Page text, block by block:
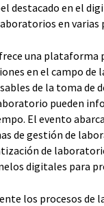
destacado en el
en varias
una plataforma
en el campo
de la toma de
pueden
El evento
de gestión de
de
digitales para
los procesos de